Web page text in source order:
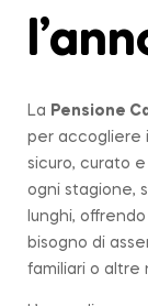
La Pensione
per accogliere
sicuro, curato
ogni stagione,
lunghi,
bisogno di
familiari o altre